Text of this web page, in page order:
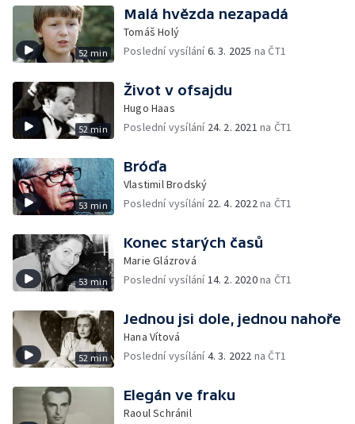
52 min
Malá hvězda nezapadá
Tomáš Holý
Poslední vysílání6. 3. 2025 na ČT1
52 min
Život v ofsajdu
Hugo Haas
Poslední vysílání 24. 2. 2021 na ČT1
53 min
Bróďa
Vlastimil Brodský
Poslední vysílání 22. 4. 2022na ČT1
53 min
Konec starých časů
Marie Glázrová
Poslední vysílání14. 2. 2020na ČT1
52 min
Jednou jsi dole, jednou nahoře
Hana Vítová
Poslední vysílání4. 3. 2022 na ČT1
Elegán ve fraku
Raoul Schránil